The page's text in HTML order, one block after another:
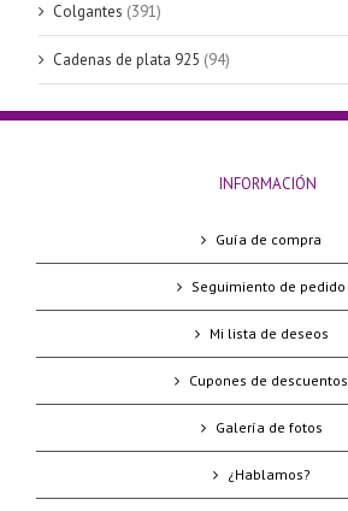
Colgantes (391)
Cadenas de plata 925 (94)
INFORMACIÓN
Guía de compra
Seguimiento de pedido
Mi lista de deseos
Cupones de descuentos
Galería de fotos
¿Hablamos?